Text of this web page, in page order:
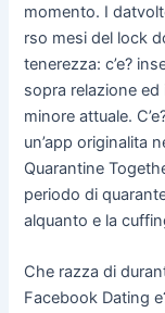
momento. I
rso mesi del lock
tenerezza: c’e?
sopra relazione
minore attuale.
un’app originalita
Quarantine
periodo di
alquanto e la
Che razza di
Facebook Dating